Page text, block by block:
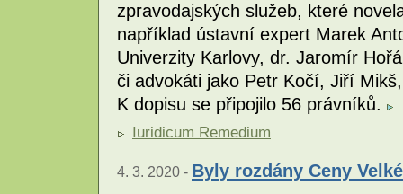
zpravodajských služeb, které
například ústavní expert Marek
Univerzity Karlovy, dr. Jaromír
či advokáti jako Petr Kočí, Jiří
K dopisu se připojilo 56 právníků.
Iuridicum Remedium
4. 3. 2020 - Byly rozdány Ceny